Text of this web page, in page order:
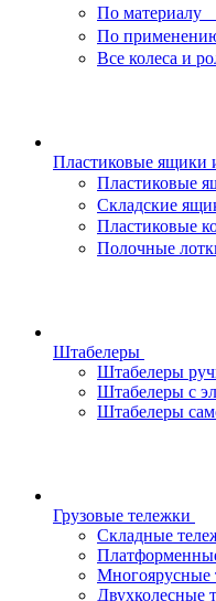
По материалу
По
Все колеса и
Пластиковые ящики
Пластиковые
Складские
Пластиковые
Полочные
Штабелеры
Штабелеры
Штабелеры с
Штабелеры
Грузовые тележки
Складные
Многоярусные
Двухколесные